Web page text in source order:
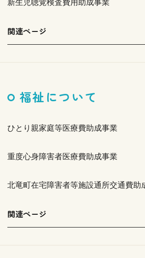
新生児聴覚検査費用助成事業
関連ページ
福祉について
ひとり親家庭等医療費助成事業
重度心身障害者医療費助成事業
北竜町在宅障害者等施設通所交通費助
関連ページ